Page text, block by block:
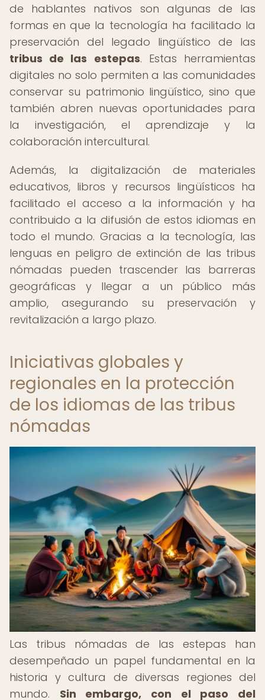
de hablantes nativos son algunas de las
formas en que la tecnología ha facilitado la
preservación del legado lingüístico de las
tribus de las estepas. Estas herramientas
digitales no solo permiten a las comunidades
conservar su patrimonio lingüístico, sino que
también abren nuevas oportunidades para
la investigación, el aprendizaje y la
colaboración intercultural.
Además, la digitalización de materiales
educativos, libros y recursos lingüísticos ha
facilitado el acceso a la información y ha
contribuido a la difusión de estos idiomas en
todo el mundo. Gracias a la tecnología, las
lenguas en peligro de extinción de las tribus
nómadas pueden trascender las barreras
geográficas y llegar a un público más
amplio, asegurando su preservación y
revitalización a largo plazo.
Iniciativas globales y
regionales en la protección
de los idiomas de las tribus
nómadas
Las tribus nómadas de las estepas han
desempeñado un papel fundamental en la
historia y cultura de diversas regiones del
mundo. Sin embargo, con el paso del